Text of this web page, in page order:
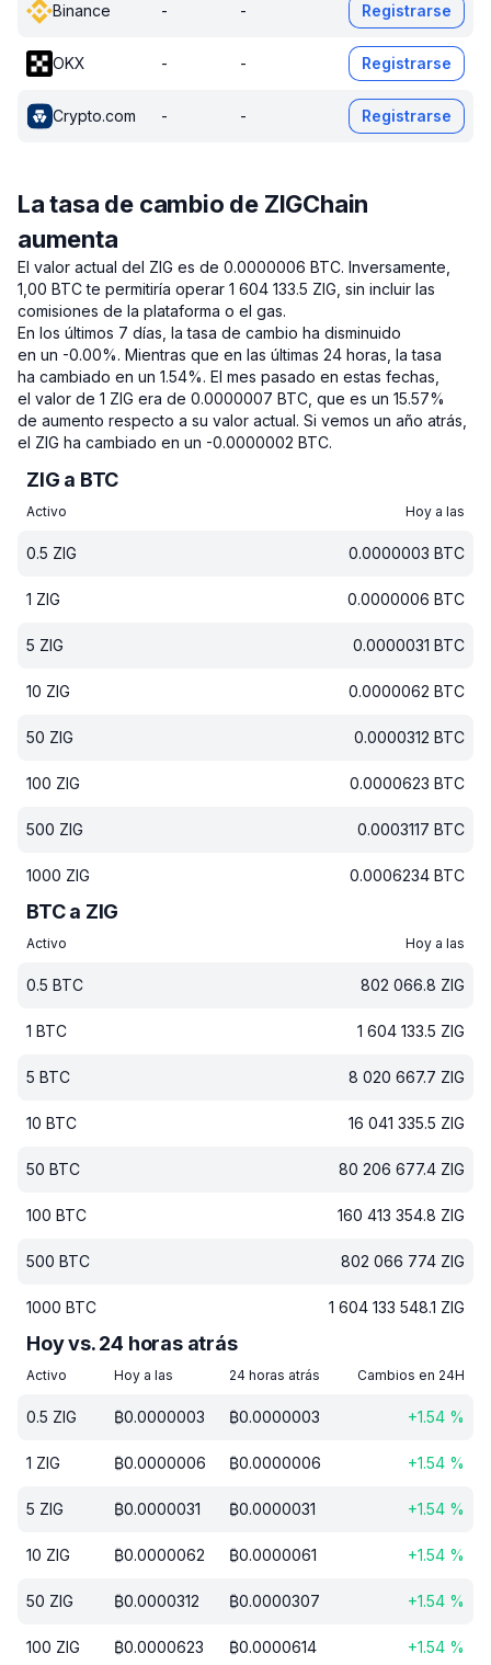
Binance - - Registrarse
OKX - - Registrarse
Crypto.com - - Registrarse
La tasa de cambio de ZIGChain
aumenta
El valor actual del ZIG es de 0.0000006 BTC. Inversamente,
1,00 BTC te permitiría operar 1 604 133.5 ZIG, sin incluir las
comisiones de la plataforma o el gas.
En los últimos 7 días, la tasa de cambio ha disminuido
en un -0.00%. Mientras que en las últimas 24 horas, la tasa
ha cambiado en un 1.54%. El mes pasado en estas fechas,
el valor de 1 ZIG era de 0.0000007 BTC, que es un 15.57%
de aumento respecto a su valor actual. Si vemos un año atrás,
el ZIG ha cambiado en un -0.0000002 BTC.
ZIG a BTC
Activo Hoy a las
0.5 ZIG 0.0000003 BTC
1 ZIG 0.0000006 BTC
5 ZIG 0.0000031 BTC
10 ZIG 0.0000062 BTC
50 ZIG 0.0000312 BTC
100 ZIG 0.0000623 BTC
500 ZIG 0.0003117 BTC
1000 ZIG 0.0006234 BTC
BTC a ZIG
Activo Hoy a las
0.5 BTC 802 066.8 ZIG
1 BTC 1 604 133.5 ZIG
5 BTC 8 020 667.7 ZIG
10 BTC 16 041 335.5 ZIG
50 BTC 80 206 677.4 ZIG
100 BTC 160 413 354.8 ZIG
500 BTC 802 066 774 ZIG
1000 BTC 1 604 133 548.1 ZIG
Hoy vs. 24 horas atrás
Activo Hoy a las 24 horas atrás Cambios en 24H
0.5 ZIG ₿0.0000003 ₿0.0000003 +1.54 %
1 ZIG ₿0.0000006 ₿0.0000006 +1.54 %
5 ZIG ₿0.0000031 ₿0.0000031 +1.54 %
10 ZIG ₿0.0000062 ₿0.0000061 +1.54 %
50 ZIG ₿0.0000312 ₿0.0000307 +1.54 %
100 ZIG ₿0.0000623 ₿0.0000614 +1.54 %